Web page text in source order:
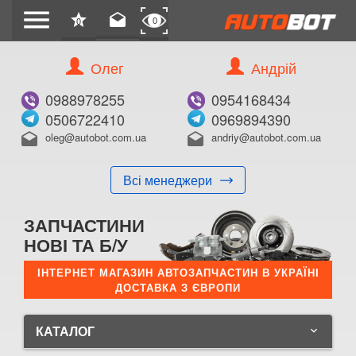
menu star
0 drafts 0
Олег
0988978255
0506722410
drafts oleg@autobot.com.ua
Всі менеджери
Андрій
0954168434
0969894390
drafts andriy@autobot.com.ua
ЗАПЧАСТИНИ
НОВІ ТА Б/У
ІНТЕРНЕТ МАГАЗИН АВТОЗАПЧАСТИН В УКРАЇНІ
ДОСТАВКА З ЄВРОПИ
КАТАЛОГ keyboard_arrow_down